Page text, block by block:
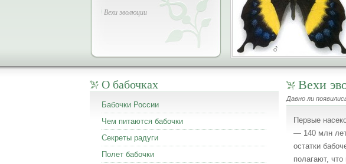
Вехи эволюции
О бабочках
Бабочки России
Чем питаются бабочки
Секреты радуги
Полет бабочки
Вехи
Давно ли
Первые
— 140 млн
остатки
полагают,